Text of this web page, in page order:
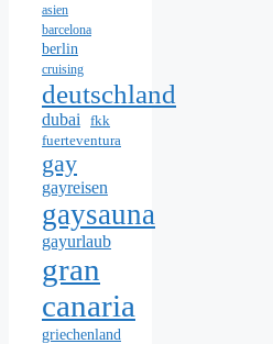
asien
barcelona
berlin
cruising
deutschland
dubai
fkk
fuerteventura
gay
gayreisen
gaysauna
gayurlaub
gran
canaria
griechenland